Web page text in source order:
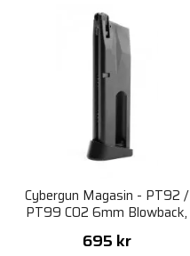
Cybergun Magasin - PT92 /
PT99 CO2 6mm Blowback,
Semi & Fullauto
695 kr